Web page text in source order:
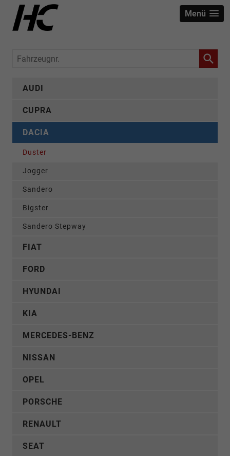
Menü
Fahrzeugnr.
AUDI
CUPRA
DACIA
Duster
Jogger
Sandero
Bigster
Sandero Stepway
FIAT
FORD
HYUNDAI
KIA
MERCEDES-BENZ
NISSAN
OPEL
PORSCHE
RENAULT
SEAT